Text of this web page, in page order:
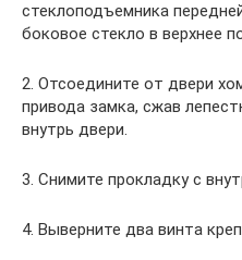
стеклоподъемника
боковое стекло в верхнее
2. Отсоедините от двери
привода замка, сжав
внутрь двери.
3. Снимите прокладку с
4. Выверните два винта